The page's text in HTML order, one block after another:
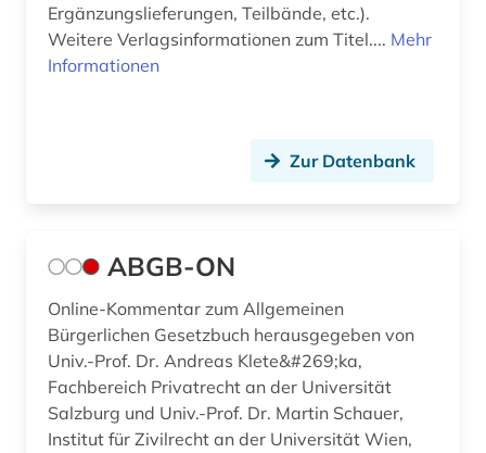
behörde (2)
beratung (1)
bericht (1)
berlin (7)
(1)
Ergänzungslieferungen, Teilbände, etc.).
Weitere Verlagsinformationen zum Titel.... Mehr
Informationen
Zur Datenbank
ABGB-ON
Online-Kommentar zum Allgemeinen
Bürgerlichen Gesetzbuch herausgegeben von
Univ.-Prof. Dr. Andreas Klete&#269;ka,
Fachbereich Privatrecht an der Universität
Salzburg und Univ.-Prof. Dr. Martin Schauer,
Institut für Zivilrecht an der Universität Wien,